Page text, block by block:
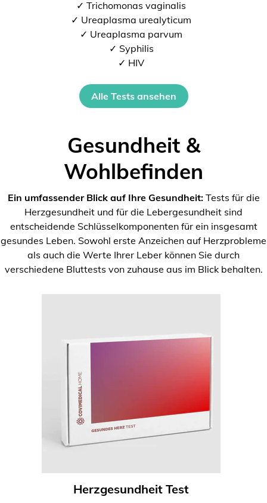
✓ Trichomonas vaginalis
✓ Ureaplasma urealyticum
✓ Ureaplasma parvum
✓ Syphilis
✓ HIV
Alle Tests ansehen
Gesundheit &
Wohlbefinden
Ein umfassender Blick auf Ihre Gesundheit:Tests für die
Herzgesundheit und für die Lebergesundheit sind
entscheidende Schlüsselkomponenten für ein insgesamt
gesundes Leben. Sowohl erste Anzeichen auf Herzprobleme
als auch die Werte Ihrer Leber können Sie durch
verschiedene Bluttests von zuhause aus im Blick behalten.
Herzgesundheit Test